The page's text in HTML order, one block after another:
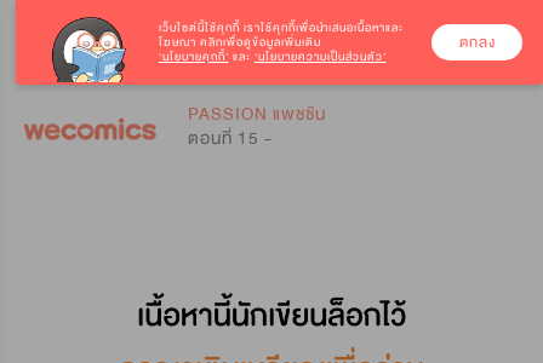
PASSION แพชชัน
ตอนที่ 15 -
เว็บไซต์นี้ใช้คุกกี้ เราใช้คุกกี้เพื่อนำเสนอเนื้อหาและ
โฆษณา คลิกเพื่อดูข้อมูลเพิ่มเติม
‘นโยบายคุกกี้’ และ ‘นโยบายความเป็นส่วนตัว’
ตกลง